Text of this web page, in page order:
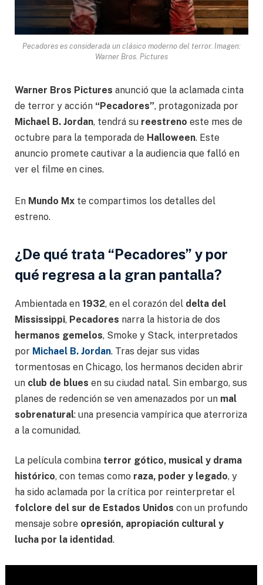
Pecadores es considerada un clásico moderno del terror. Imagen:
Warner Bros. Pictures
Warner Bros Pictures anunció que la aclamada cinta
de terror y acción “Pecadores”, protagonizada por
Michael B. Jordan, tendrá su reestreno este mes de
octubre para la temporada de Halloween. Este
anuncio promete cautivar a la audiencia que falló en
ver el filme en cines.
En Mundo Mx te compartimos los detalles del
estreno.
¿De qué trata “Pecadores” y por
qué regresa a la gran pantalla?
Ambientada en 1932, en el corazón del delta del
Mississippi, Pecadores narra la historia de dos
hermanos gemelos, Smoke y Stack, interpretados
por Michael B. Jordan. Tras dejar sus vidas
tormentosas en Chicago, los hermanos deciden abrir
un club de blues en su ciudad natal. Sin embargo, sus
planes de redención se ven amenazados por un mal
sobrenatural: una presencia vampírica que aterroriza
a la comunidad.
La película combina terror gótico, musical y drama
histórico, con temas como raza, poder y legado, y
ha sido aclamada por la crítica por reinterpretar el
folclore del sur de Estados Unidos con un profundo
mensaje sobre opresión, apropiación cultural y
lucha por la identidad.